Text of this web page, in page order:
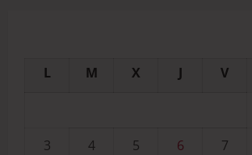
L M X J V
3
4 5 6 7